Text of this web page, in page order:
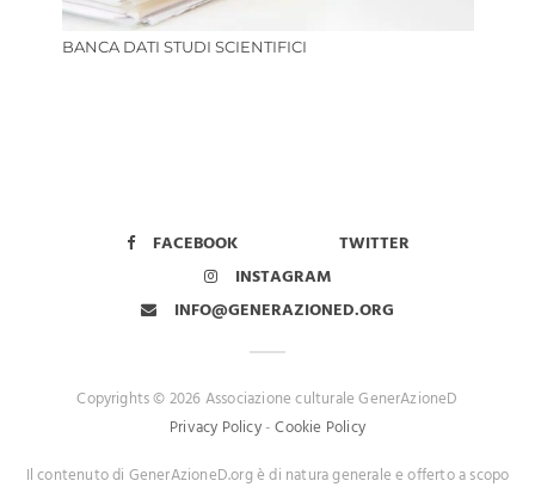
BANCA DATI STUDI SCIENTIFICI
FACEBOOK
TWITTER
INSTAGRAM
INFO@GENERAZIONED.ORG
Copyrights © 2026 Associazione culturale GenerAzioneD
Privacy Policy-Cookie Policy
Il contenuto di GenerAzioneD.org è di natura generale e offerto a scopo